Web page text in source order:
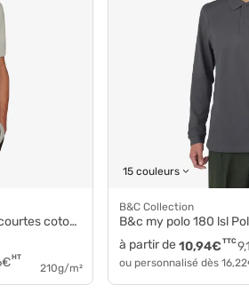
coton pu426
€HT
210g/m²
15 couleurs
B&C Collection
B&c my polo 180 lsl
à partir de10,94€ TTC
ou personnalisé dès 16,22